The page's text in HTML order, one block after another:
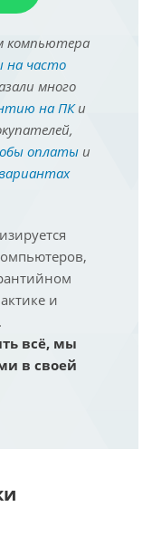
компьютера
часто
много
на ПКи
оплатыи
и
всё, мы
в своей